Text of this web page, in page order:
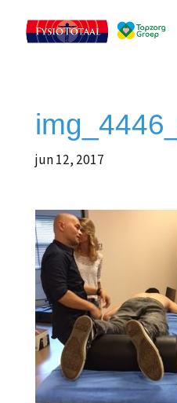
jun 12, 2017